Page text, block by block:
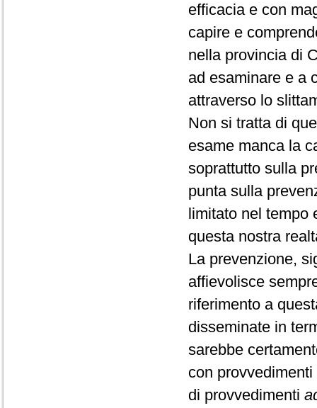
efficacia e con
capire e
nella provincia di
ad esaminare e a
attraverso lo
Non si tratta di
esame manca la
soprattutto sulla
punta sulla
limitato nel tempo
questa nostra
La prevenzione,
affievolisce
riferimento a
disseminate in
sarebbe
con
di provvedimenti